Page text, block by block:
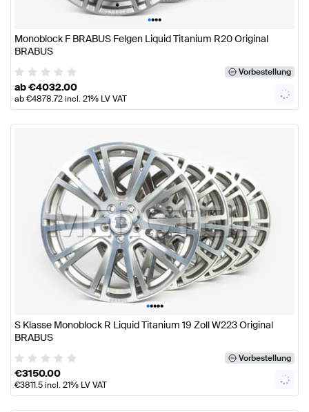
••••
Monoblock F BRABUS Felgen Liquid Titanium R20 Original
BRABUS
Vorbestellung
ab€4032.00
ab€4878.72incl. 21% LV VAT
•••••
S Klasse Monoblock R Liquid Titanium 19 Zoll W223 Original
BRABUS
Vorbestellung
€3150.00
€3811.5incl. 21% LV VAT